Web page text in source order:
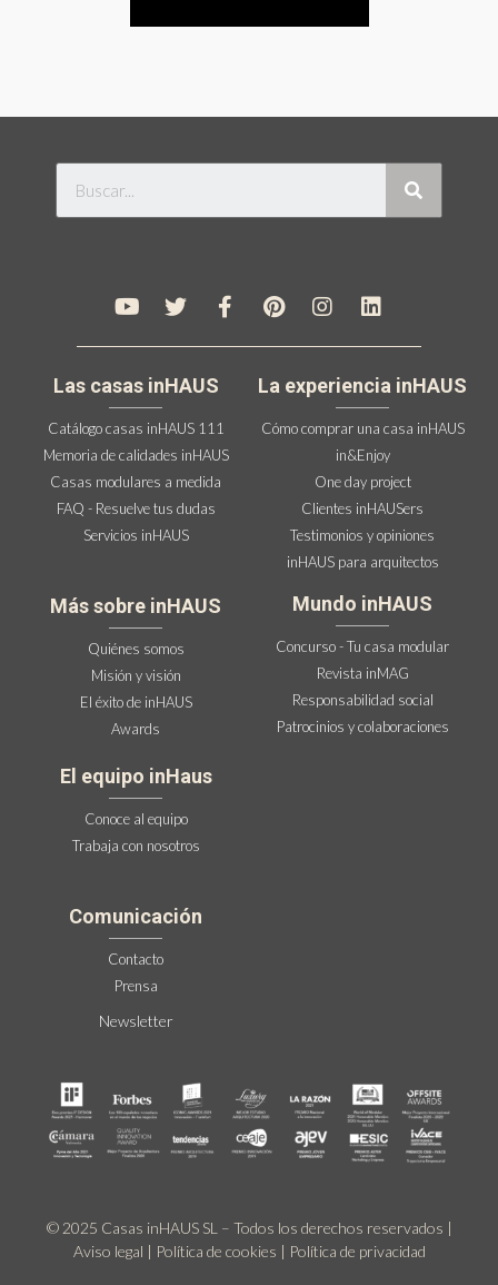
Las casas inHAUS
Catálogo casas inHAUS 111
Memoria de calidades inHAUS
Casas modulares a medida
FAQ - Resuelve tus dudas
Servicios inHAUS
Más sobre inHAUS
Quiénes somos
Misión y visión
El éxito de inHAUS
Awards
La experiencia inHAUS
Cómo comprar una casa inHAUS
in&Enjoy
One day project
Clientes inHAUSers
Testimonios y opiniones
inHAUS para arquitectos
Mundo inHAUS
Concurso - Tu casa modular
Revista inMAG
Responsabilidad social
Patrocinios y colaboraciones
El equipo inHaus
Conoce al equipo
Trabaja con nosotros
Comunicación
Contacto
Prensa
Newsletter
© 2025 Casas inHAUS SL – Todos los derechos reservados |
Aviso legal | Política de cookies | Política de privacidad